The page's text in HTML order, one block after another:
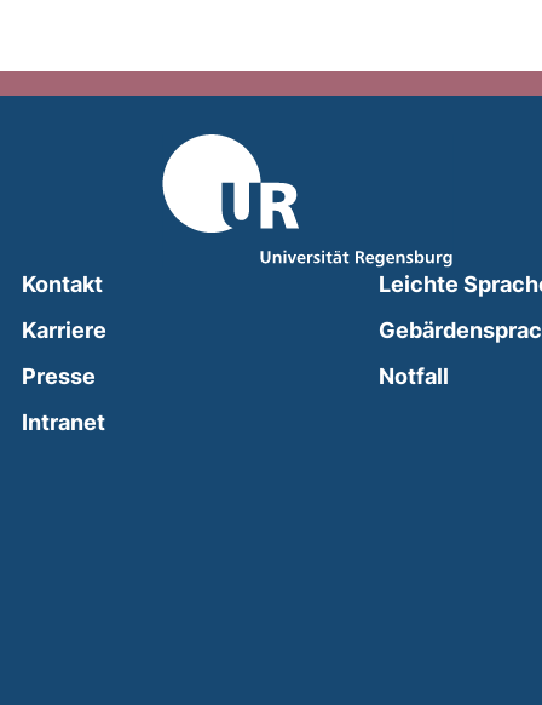
Kontakt
Karriere
Presse
Intranet(external link, opens in a new window)
Leichte
Notfall